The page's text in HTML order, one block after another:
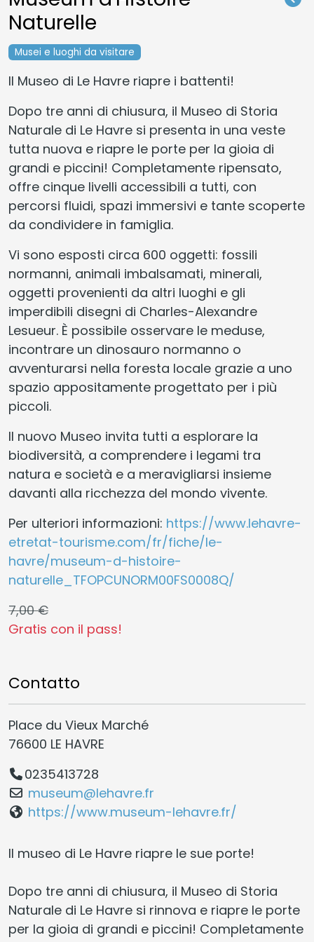
Naturelle
Musei e luoghi da visitare
Il Museo di Le Havre riapre i battenti!
Dopo tre anni di chiusura, il Museo di Storia
Naturale di Le Havre si presenta in una veste
tutta nuova e riapre le porte per la gioia di
grandi e piccini! Completamente ripensato,
offre cinque livelli accessibili a tutti, con
percorsi fluidi, spazi immersivi e tante scoperte
da condividere in famiglia.
Vi sono esposti circa 600 oggetti: fossili
normanni, animali imbalsamati, minerali,
oggetti provenienti da altri luoghi e gli
imperdibili disegni di Charles-Alexandre
Lesueur. È possibile osservare le meduse,
incontrare un dinosauro normanno o
avventurarsi nella foresta locale grazie a uno
spazio appositamente progettato per i più
piccoli.
Il nuovo Museo invita tutti a esplorare la
biodiversità, a comprendere i legami tra
natura e società e a meravigliarsi insieme
davanti alla ricchezza del mondo vivente.
Per ulteriori informazioni: https://www.lehavre-
etretat-tourisme.com/fr/fiche/le-
havre/museum-d-histoire-
naturelle_TFOPCUNORM00FS0008Q/
7,00 €
Gratis con il pass!
Contatto
Place du Vieux Marché
76600 LE HAVRE
0235413728
museum@lehavre.fr
https://www.museum-lehavre.fr/
Il museo di Le Havre riapre le sue porte!
Dopo tre anni di chiusura, il Museo di Storia
Naturale di Le Havre si rinnova e riapre le porte
per la gioia di grandi e piccini! Completamente